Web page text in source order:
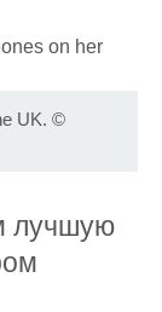
UK. ©
лучшую